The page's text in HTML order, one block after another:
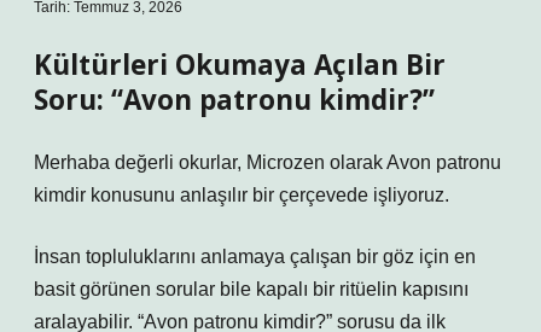
Tarih: Temmuz 3, 2026
Kültürleri Okumaya Açılan Bir
Soru: “Avon patronu kimdir?”
Merhaba değerli okurlar, Microzen olarak Avon patronu
kimdir konusunu anlaşılır bir çerçevede işliyoruz.
İnsan topluluklarını anlamaya çalışan bir göz için en
basit görünen sorular bile kapalı bir ritüelin kapısını
aralayabilir. “Avon patronu kimdir?” sorusu da ilk